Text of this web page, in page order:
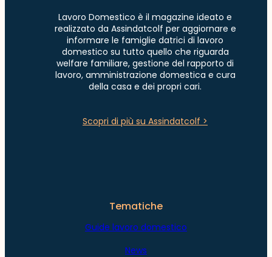
Lavoro Domestico è il magazine ideato e
realizzato da Assindatcolf per aggiornare e
informare le famiglie datrici di lavoro
domestico su tutto quello che riguarda
welfare familiare, gestione del rapporto di
lavoro, amministrazione domestica e cura
della casa e dei propri cari.
Scopri di più su Assindatcolf >
Tematiche
Guide lavoro domestico
News